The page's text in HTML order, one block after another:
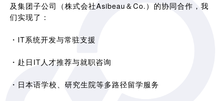
及集团子公司（株式会社Asibeau＆Co.）的协同合作，我
们实现了：
・IT系统开发与常驻支援
・赴日IT人才推荐与就职咨询
・日本语学校、研究生院等多路径留学服务